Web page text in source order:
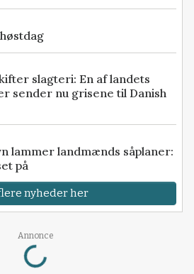
slagteri: En af landets
sender nu grisene til Danish
lammer landmænds såplaner:
på
nyheder her
Annonce
Loading...